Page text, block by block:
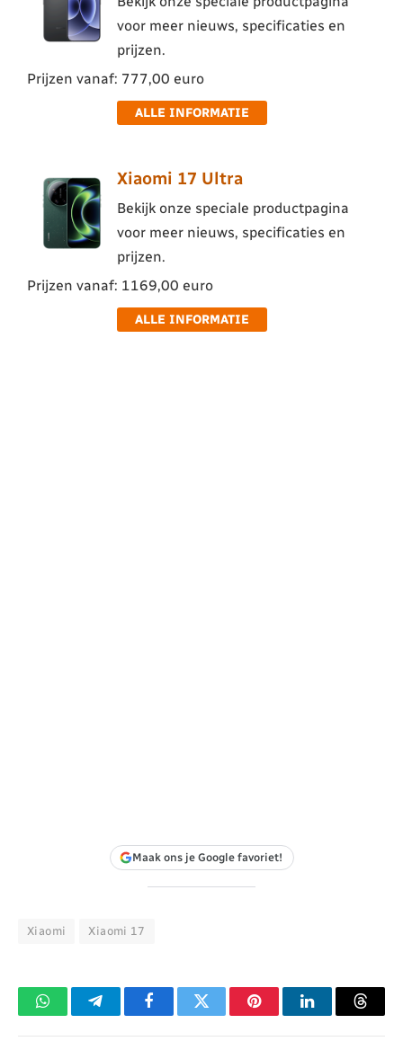
voor meer nieuws, specificaties en
prijzen.
Prijzen vanaf: 777,00 euro
ALLE INFORMATIE
Xiaomi 17 Ultra
Bekijk onze speciale productpagina
voor meer nieuws, specificaties en
prijzen.
Prijzen vanaf: 1169,00 euro
ALLE INFORMATIE
Maak ons je Google favoriet!
Xiaomi Xiaomi 17
WhatsAppTelegramFacebookTwitter PinterestLinkedIn